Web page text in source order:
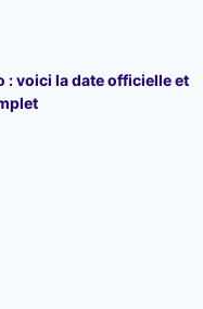
: voici la date officielle et